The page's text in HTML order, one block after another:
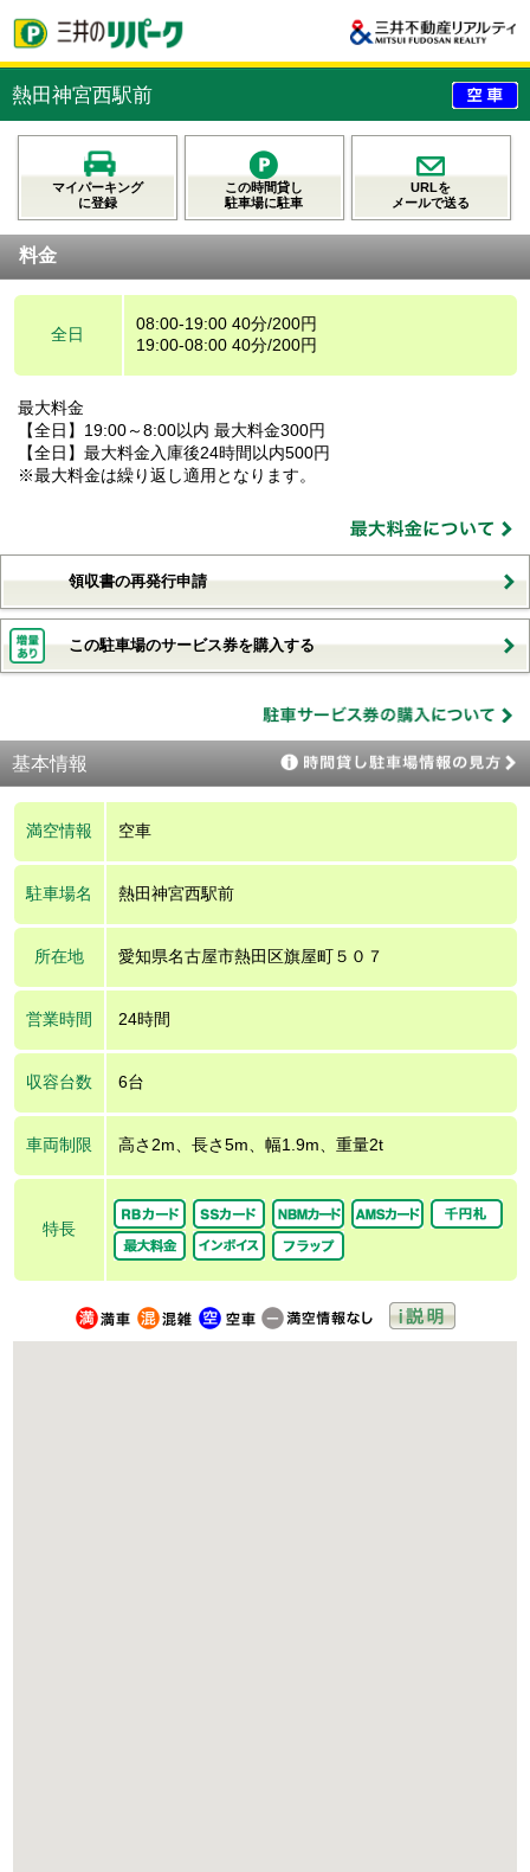
熱田神宮西駅前
マイパーキング
に登録
この時間貸し
駐車場に駐車
URLを
メールで送る
料金
全日
08:00-19:00 40分/200円
19:00-08:00 40分/200円
最大料金
【全日】19:00～8:00以内 最大料金300円
【全日】最大料金入庫後24時間以内500円
※最大料金は繰り返し適用となります。
領収書の再発行申請
この駐車場のサービス券を購入する
基本情報
満空情報 空車
駐車場名 熱田神宮西駅前
所在地 愛知県名古屋市熱田区旗屋町５０７
営業時間 24時間
収容台数 6台
車両制限 高さ2m、長さ5m、幅1.9m、重量2t
特長